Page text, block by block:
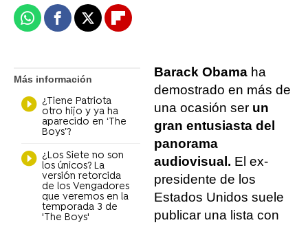
WhatsappFacebook
X Flipboard
Más información
¿Tiene Patriota
otro hijo y ya ha
aparecido en ‘The
Boys’?
¿Los Siete no son
los únicos? La
versión retorcida
de los Vengadores
que veremos en la
temporada 3 de
'The Boys'
Barack Obama ha
demostrado en más de
una ocasión ser un
gran entusiasta del
panorama
audiovisual. El ex-
presidente de los
Estados Unidos suele
publicar una lista con